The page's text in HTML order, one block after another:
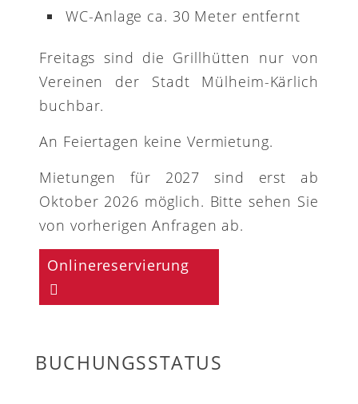
WC-Anlage ca. 30 Meter entfernt
Freitags sind die Grillhütten nur von
Vereinen der Stadt Mülheim-Kärlich
buchbar.
An Feiertagen keine Vermietung.
Mietungen für 2027 sind erst ab
Oktober 2026 möglich. Bitte sehen Sie
von vorherigen Anfragen ab.
Onlinereservierung
BUCHUNGSSTATUS